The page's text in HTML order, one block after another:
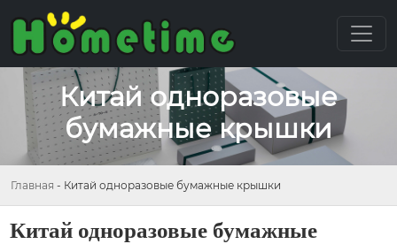
Китай одноразовые
бумажные крышки
Главная - Китай одноразовые бумажные крышки
Китай одноразовые бумажные